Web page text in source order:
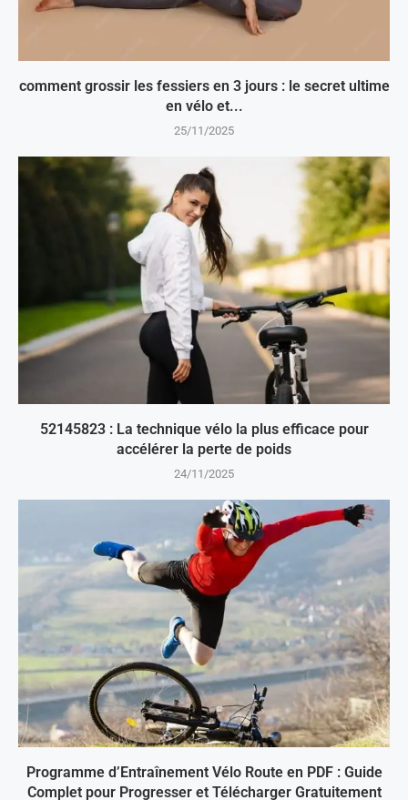
comment grossir les fessiers en 3 jours : le secret ultime
en vélo et...
25/11/2025
52145823 : La technique vélo la plus efficace pour
accélérer la perte de poids
24/11/2025
Programme d’Entraînement Vélo Route en PDF : Guide
Complet pour Progresser et Télécharger Gratuitement